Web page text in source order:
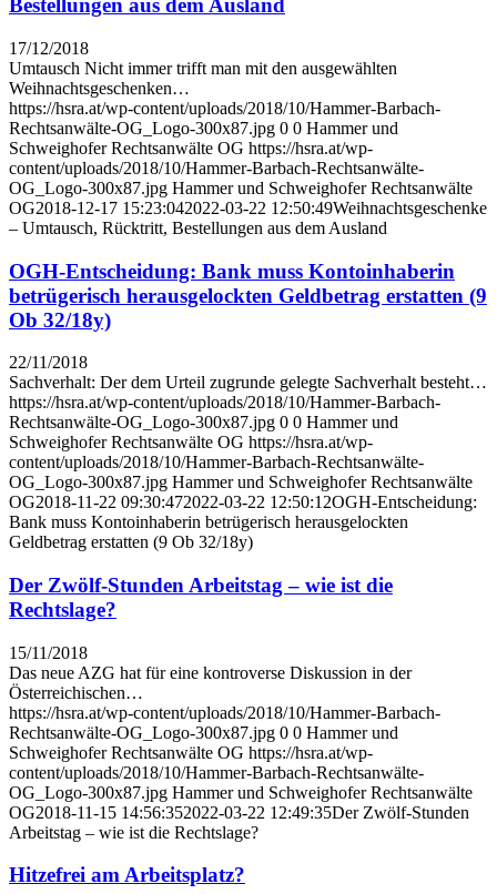
Bestellungen aus dem Ausland
17/12/2018
Umtausch Nicht immer trifft man mit den ausgewählten
Weihnachtsgeschenken…
https://hsra.at/wp-content/uploads/2018/10/Hammer-Barbach-
Rechtsanwälte-OG_Logo-300x87.jpg 0 0 Hammer und
Schweighofer Rechtsanwälte OG https://hsra.at/wp-
content/uploads/2018/10/Hammer-Barbach-Rechtsanwälte-
OG_Logo-300x87.jpg Hammer und Schweighofer Rechtsanwälte
OG2018-12-17 15:23:042022-03-22 12:50:49Weihnachtsgeschenke
– Umtausch, Rücktritt, Bestellungen aus dem Ausland
OGH-Entscheidung: Bank muss Kontoinhaberin
betrügerisch herausgelockten Geldbetrag erstatten (9
Ob 32/18y)
22/11/2018
Sachverhalt: Der dem Urteil zugrunde gelegte Sachverhalt besteht…
https://hsra.at/wp-content/uploads/2018/10/Hammer-Barbach-
Rechtsanwälte-OG_Logo-300x87.jpg 0 0 Hammer und
Schweighofer Rechtsanwälte OG https://hsra.at/wp-
content/uploads/2018/10/Hammer-Barbach-Rechtsanwälte-
OG_Logo-300x87.jpg Hammer und Schweighofer Rechtsanwälte
OG2018-11-22 09:30:472022-03-22 12:50:12OGH-Entscheidung:
Bank muss Kontoinhaberin betrügerisch herausgelockten
Geldbetrag erstatten (9 Ob 32/18y)
Der Zwölf-Stunden Arbeitstag – wie ist die
Rechtslage?
15/11/2018
Das neue AZG hat für eine kontroverse Diskussion in der
Österreichischen…
https://hsra.at/wp-content/uploads/2018/10/Hammer-Barbach-
Rechtsanwälte-OG_Logo-300x87.jpg 0 0 Hammer und
Schweighofer Rechtsanwälte OG https://hsra.at/wp-
content/uploads/2018/10/Hammer-Barbach-Rechtsanwälte-
OG_Logo-300x87.jpg Hammer und Schweighofer Rechtsanwälte
OG2018-11-15 14:56:352022-03-22 12:49:35Der Zwölf-Stunden
Arbeitstag – wie ist die Rechtslage?
Hitzefrei am Arbeitsplatz?